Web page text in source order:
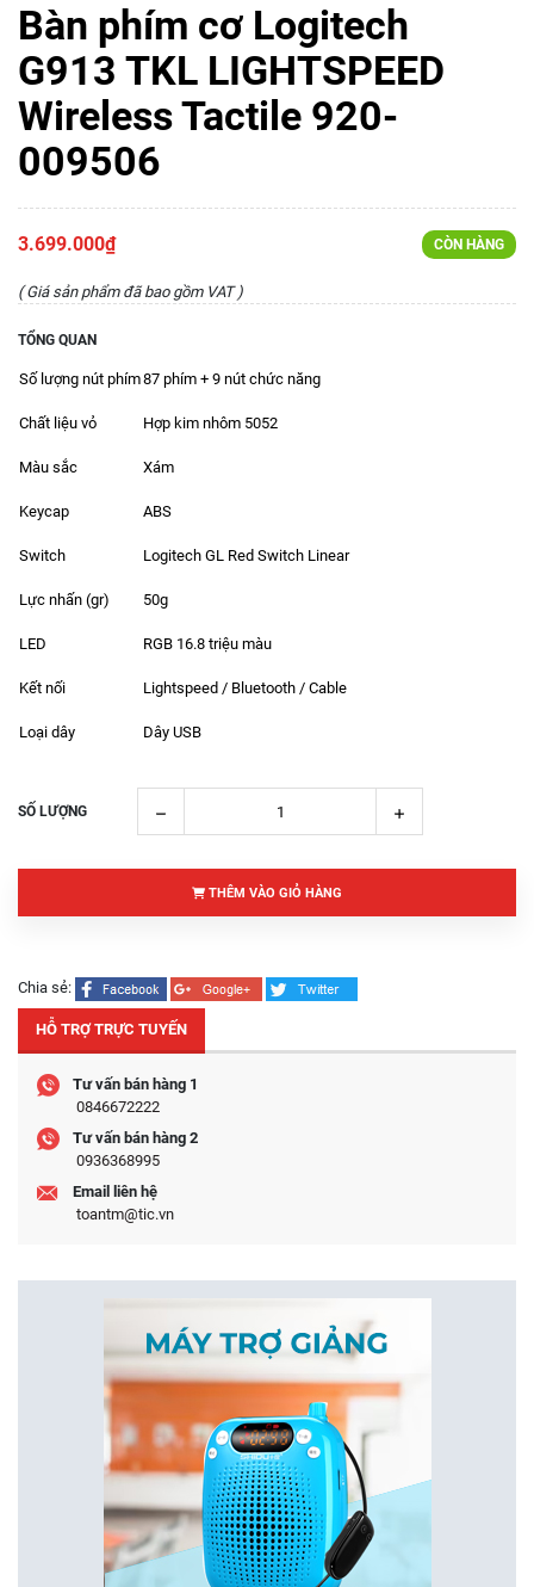
Bàn phím cơ Logitech
G913 TKL LIGHTSPEED
Wireless Tactile 920-
009506
3.699.000₫ CÒN HÀNG
( Giá sản phẩm đã bao gồm VAT )
TỔNG QUAN
Số lượng nút phím87 phím + 9 nút chức năng
Chất liệu vỏ Hợp kim nhôm 5052
Màu sắc Xám
Keycap ABS
Switch Logitech GL Red Switch Linear
Lực nhấn (gr) 50g
LED RGB 16.8 triệu màu
Kết nối Lightspeed / Bluetooth / Cable
Loại dây Dây USB
SỐ LƯỢNG
THÊM VÀO GIỎ HÀNG
Chia sẻ:
HỖ TRỢ TRỰC TUYẾN
Tư vấn bán hàng 1
0846672222
Tư vấn bán hàng 2
0936368995
Email liên hệ
toantm@tic.vn